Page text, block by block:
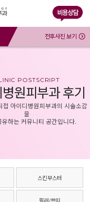
전후사진 보기
POSTSCRIPT
원피부과 후기
접 아이디병원피부과의 시술소감
을
하는 커뮤니티 공간입니다.
스킨부스터
필러/쁘띠